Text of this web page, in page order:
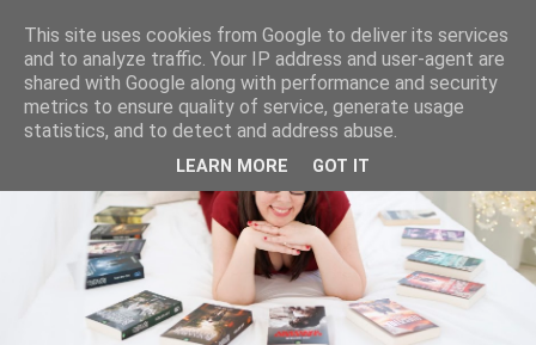
This site uses cookies from Google to deliver its services
and to analyze traffic. Your IP address and user-agent are
shared with Google along with performance and security
metrics to ensure quality of service, generate usage
statistics, and to detect and address abuse.
LEARN MORE GOT IT